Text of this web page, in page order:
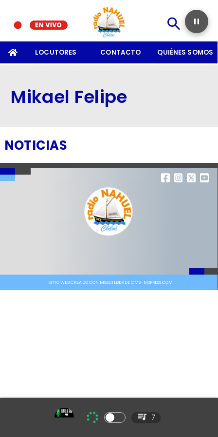
LOCUTORES CONTACTO QUIÉNES SOMOS
Mikael Felipe
NOTICIAS
SITIO WEB CREADO CON MSBUILDER DE CMS-MSPRESS.COM
7